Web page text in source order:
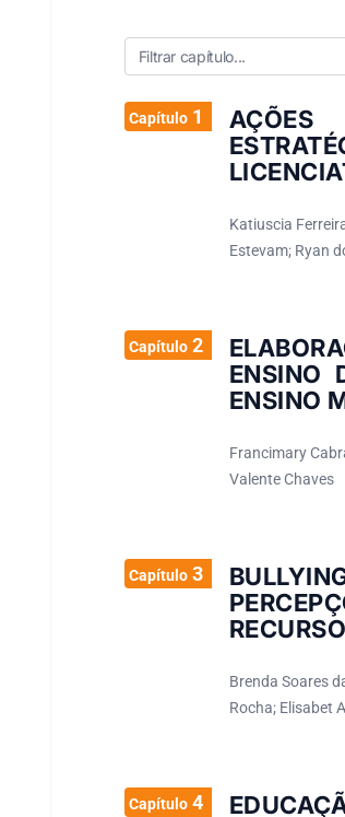
Capítulo1
AÇÕES
Katiuscia
Estevam; Ryan
Capítulo2
ENSINO
ENSINO
Francimary
Valente Chaves
Capítulo3
Brenda Soares
Rocha; Elisabet
Capítulo4